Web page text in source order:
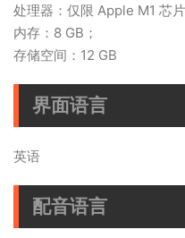
处理器：仅限 Apple M1 芯片
内存：8 GB；
存储空间：12 GB
界面语言
英语
配音语言